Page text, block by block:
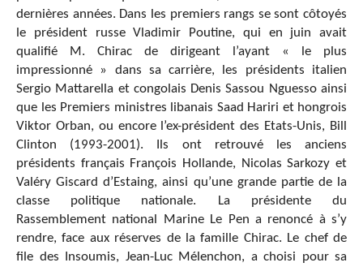
dernières années. Dans les premiers rangs se sont côtoyés
le président russe Vladimir Poutine, qui en juin avait
qualifié M. Chirac de dirigeant l’ayant « le plus
impressionné » dans sa carrière, les présidents italien
Sergio Mattarella et congolais Denis Sassou Nguesso ainsi
que les Premiers ministres libanais Saad Hariri et hongrois
Viktor Orban, ou encore l’ex-président des Etats-Unis, Bill
Clinton (1993-2001). Ils ont retrouvé les anciens
présidents français François Hollande, Nicolas Sarkozy et
Valéry Giscard d’Estaing, ainsi qu’une grande partie de la
classe politique nationale. La présidente du
Rassemblement national Marine Le Pen a renoncé à s’y
rendre, face aux réserves de la famille Chirac. Le chef de
file des Insoumis, Jean-Luc Mélenchon, a choisi pour sa